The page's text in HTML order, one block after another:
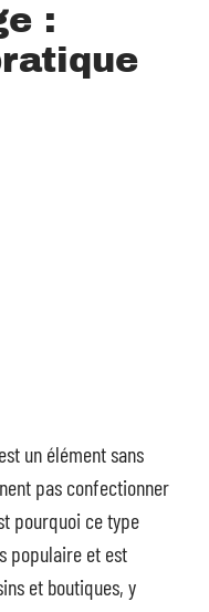
:
un élément sans
pas confectionner
pourquoi ce type
populaire et est
et boutiques, y